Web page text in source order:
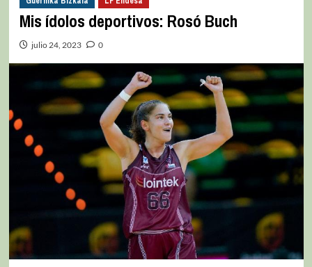
Mis ídolos deportivos: Rosó Buch
julio 24, 2023 0